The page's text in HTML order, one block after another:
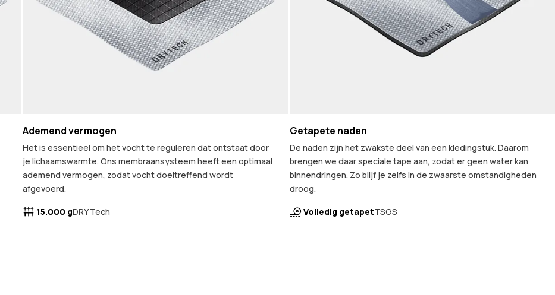
Ademend vermogen
Het is essentieel om het vocht te reguleren dat ontstaat door
je lichaamswarmte. Ons membraansysteem heeft een optimaal
ademend vermogen, zodat vocht doeltreffend wordt
afgevoerd.
15.000 gDRY Tech
Getapete naden
De naden zijn het zwakste deel van een kledingstuk. Daarom
brengen we daar speciale tape aan, zodat er geen water kan
binnendringen. Zo blijf je zelfs in de zwaarste omstandigheden
droog.
Volledig getapetTSGS